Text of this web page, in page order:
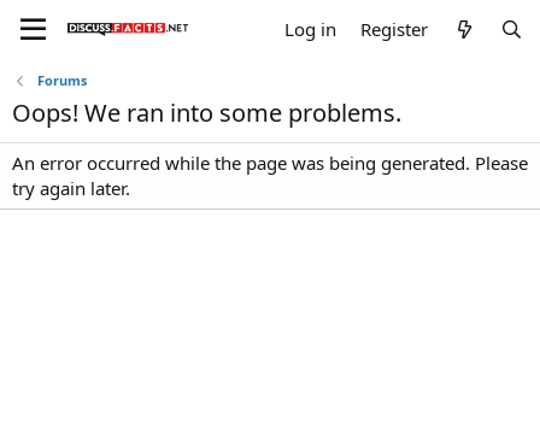
Log in Register
Forums
Oops! We ran into some problems.
An error occurred while the page was being generated. Please
try again later.